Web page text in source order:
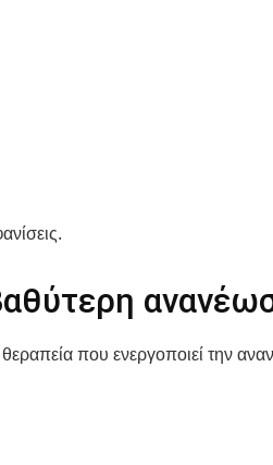
που ενεργοποιεί την